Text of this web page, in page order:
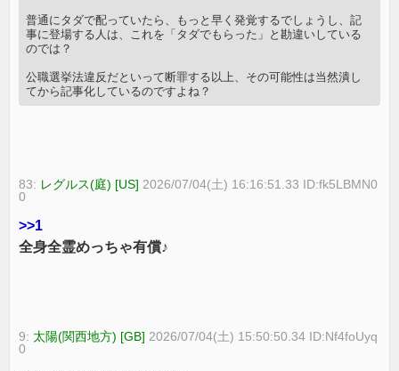
普通にタダで配っていたら、もっと早く発覚するでしょうし、記
事に登場する人は、これを「タダでもらった」と勘違いしている
のでは？
公職選挙法違反だといって断罪する以上、その可能性は当然潰し
てから記事化しているのですよね？
83: レグルス(庭) [US] 2026/07/04(土) 16:16:51.33 ID:fk5LBMN0
0
>>1
全身全霊めっちゃ有償♪
9: 太陽(関西地方) [GB] 2026/07/04(土) 15:50:50.34 ID:Nf4foUyq
0